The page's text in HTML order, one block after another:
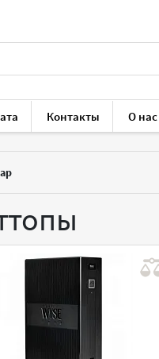
Контакты О нас